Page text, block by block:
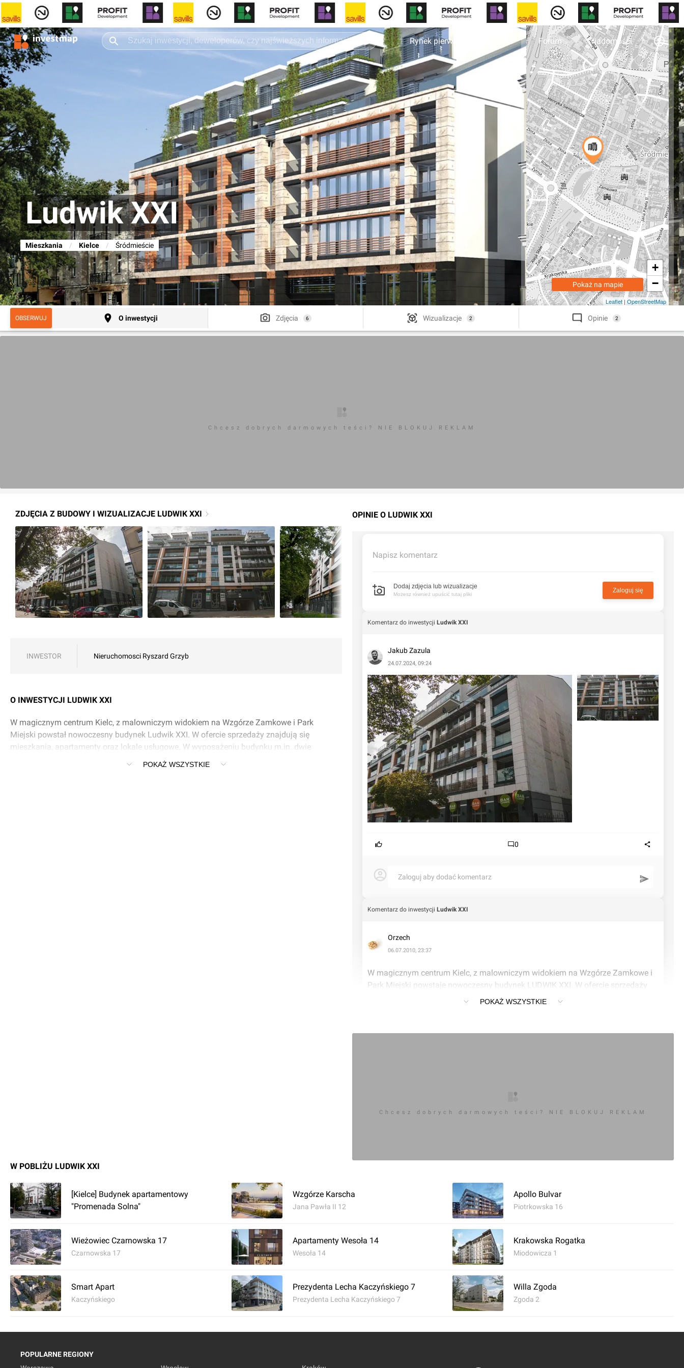
Rynek pierwotny Forum Wiadomości
Ludwik XXI
Mieszkania / Kielce / Śródmieście
+
−
Leaflet | OpenStreetMap
Pokaż na mapie
OBSERWUJ O inwestycji Zdjęcia 6 Wizualizacje 2 Opinie 2
Chcesz dobrych darmowych teści? NIE BLOKUJ REKLAM
ZDJĘCIA Z BUDOWY I WIZUALIZACJE LUDWIK XXI
INWESTOR Nieruchomosci Ryszard Grzyb
O INWESTYCJI LUDWIK XXI
W magicznym centrum Kielc, z malowniczym widokiem na Wzgórze Zamkowe i Park
Miejski powstał nowoczesny budynek Ludwik XXI. W ofercie sprzedaży znajdują się
mieszkania, apartamenty oraz lokale usługowe. W wyposażeniu budynku m.in. dwie
cichobieżne windy, recepcja, podziemna hala garażowa.
POKAŻ WSZYSTKIE
OPINIE O LUDWIK XXI
Napisz komentarz
Dodaj zdjęcia lub wizualizacje
Możesz również upuścić tutaj pliki
Zaloguj się
Komentarz do inwestycji Ludwik XXI
Jakub Zazula
24.07.2024, 09:24
0
Zaloguj aby dodać komentarz
Komentarz do inwestycji Ludwik XXI
Orzech
06.07.2010, 23:37
W magicznym centrum Kielc, z malowniczym widokiem na Wzgórze Zamkowe i
Park Miejski powstaje nowoczesny budynek LUDWIK XXI. W ofercie sprzedaży
znajdują się mieszkania, apartamenty oraz lokale usługowe. W wyposażeniu
Zaloguj aby dodać komentarz
POKAŻ WSZYSTKIE
Chcesz dobrych darmowych teści? NIE BLOKUJ REKLAM
W POBLIŻU LUDWIK XXI
[Kielce] Budynek apartamentowy
"Promenada Solna"
Wzgórze Karscha
Jana Pawła II 12
Apollo Bulvar
Piotrkowska 16
Wieżowiec Czarnowska 17
Czarnowska 17
Apartamenty Wesoła 14
Wesoła 14
Krakowska Rogatka
Miodowicza 1
Smart Apart
Kaczyńskiego
Prezydenta Lecha Kaczyńskiego 7
Prezydenta Lecha Kaczyńskiego 7
Willa Zgoda
Zgoda 2
POPULARNE REGIONY